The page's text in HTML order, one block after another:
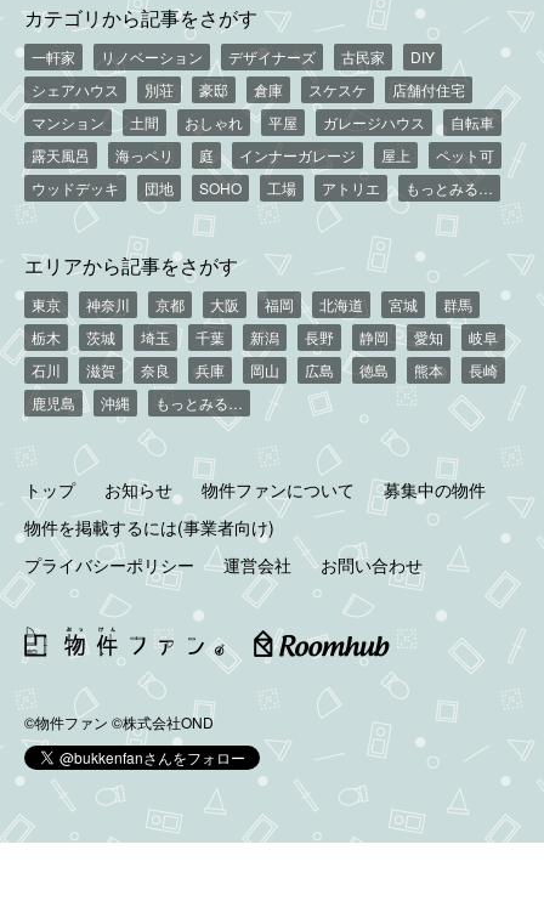
カテゴリから記事をさがす
一軒家 リノベーション デザイナーズ 古民家
DIY
シェアハウス
別荘 豪邸 倉庫 スケスケ
店舗付住宅
マンション
土間 おしゃれ 平屋 ガレージハウス
自転車
露天風呂
海っペリ 庭 インナーガレージ 屋上
ペット可
ウッドデッキ
団地 SOHO 工場 アトリエ もっとみる…
エリアから記事をさがす
東京 神奈川 京都 大阪 福岡 北海道 宮城
群馬
栃木
茨城 埼玉 千葉 新潟 長野 静岡 愛知
岐阜
石川
滋賀 奈良 兵庫 岡山 広島 徳島 熊本
長崎
鹿児島
沖縄 もっとみる…
トップ お知らせ 物件ファンについて
募集中の物件
物件を掲載するには(事業者向け)
プライバシーポリシー
運営会社 お問い合わせ
©物件ファン ©株式会社OND